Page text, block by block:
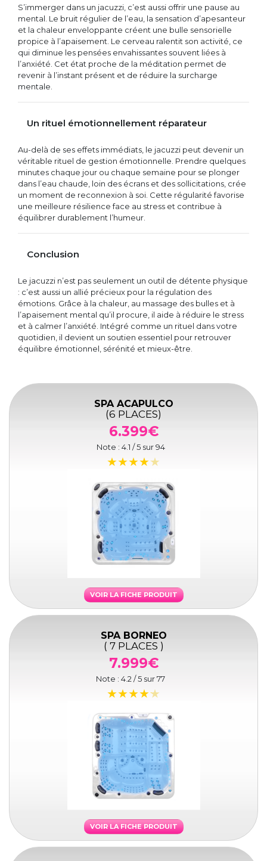
S’immerger dans un jacuzzi, c’est aussi offrir une pause au
mental. Le bruit régulier de l’eau, la sensation d’apesanteur
et la chaleur enveloppante créent une bulle sensorielle
propice à l’apaisement. Le cerveau ralentit son activité, ce
qui diminue les pensées envahissantes souvent liées à
l’anxiété. Cet état proche de la méditation permet de
revenir à l’instant présent et de réduire la surcharge
mentale.
Un rituel émotionnellement réparateur
Au-delà de ses effets immédiats, le jacuzzi peut devenir un
véritable rituel de gestion émotionnelle. Prendre quelques
minutes chaque jour ou chaque semaine pour se plonger
dans l’eau chaude, loin des écrans et des sollicitations, crée
un moment de reconnexion à soi. Cette régularité favorise
une meilleure résilience face au stress et contribue à
équilibrer durablement l’humeur.
Conclusion
Le jacuzzi n’est pas seulement un outil de détente physique
: c’est aussi un allié précieux pour la régulation des
émotions. Grâce à la chaleur, au massage des bulles et à
l’apaisement mental qu’il procure, il aide à réduire le stress
et à calmer l’anxiété. Intégré comme un rituel dans votre
quotidien, il devient un soutien essentiel pour retrouver
équilibre émotionnel, sérénité et mieux-être.
SPA ACAPULCO
(6 PLACES)
6.399€
Note : 4.1 / 5 sur94
VOIR LA FICHE PRODUIT
SPA BORNEO
( 7 PLACES )
7.999€
Note : 4.2 / 5 sur77
VOIR LA FICHE PRODUIT